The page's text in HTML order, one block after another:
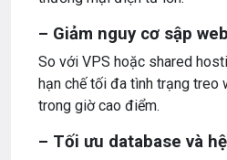
– Giảm nguy cơ sập
So với VPS hoặc shared
hạn chế tối đa tình trạng treo
trong giờ cao điểm.
– Tối ưu database và